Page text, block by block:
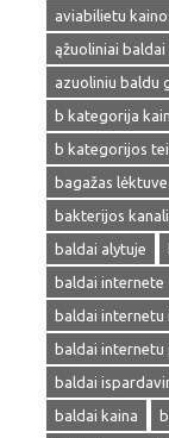
aviabilietu
ąžuoliniai baldai
azuoliniu baldu
b kategorija
b kategorijos
bagažas lėktuve
bakterijos
baldai alytuje
baldai internete
baldai internetu
baldai internetu
baldai
baldai kaina